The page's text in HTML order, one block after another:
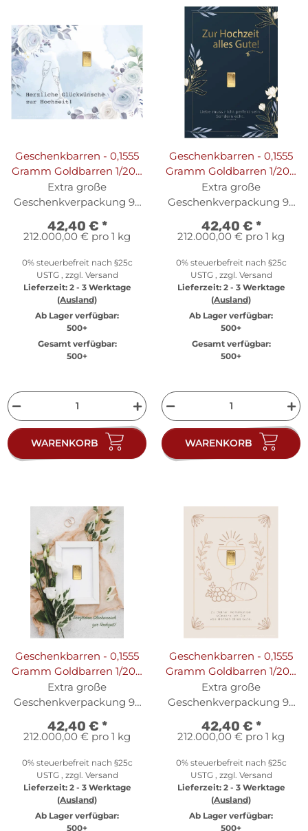
Geschenkbarren - 0,1555
Gramm Goldbarren 1/200
oz - Hochzeit Blumen
Extra große
Geschenkverpackung 95
42,40 € *
212.000,00 € pro 1 kg
0% steuerbefreit nach §25c
USTG , zzgl. Versand
Lieferzeit: 2 - 3 Werktage
(Ausland)
Ab Lager verfügbar:
500+
Gesamt verfügbar:
500+
WARENKORB
Geschenkbarren - 0,1555
Gramm Goldbarren 1/200
oz - Hochzeit Elite
Extra große
Geschenkverpackung 95
42,40 € *
212.000,00 € pro 1 kg
0% steuerbefreit nach §25c
USTG , zzgl. Versand
Lieferzeit: 2 - 3 Werktage
(Ausland)
Ab Lager verfügbar:
500+
Gesamt verfügbar:
500+
WARENKORB
Geschenkbarren - 0,1555
Gramm Goldbarren 1/200
oz - Hochzeit Foto
Extra große
Geschenkverpackung 95
42,40 € *
212.000,00 € pro 1 kg
0% steuerbefreit nach §25c
USTG , zzgl. Versand
Lieferzeit: 2 - 3 Werktage
(Ausland)
Ab Lager verfügbar:
500+
Geschenkbarren - 0,1555
Gramm Goldbarren 1/200
oz - Kommunion Beige
Extra große
Geschenkverpackung 95
42,40 € *
212.000,00 € pro 1 kg
0% steuerbefreit nach §25c
USTG , zzgl. Versand
Lieferzeit: 2 - 3 Werktage
(Ausland)
Ab Lager verfügbar:
500+